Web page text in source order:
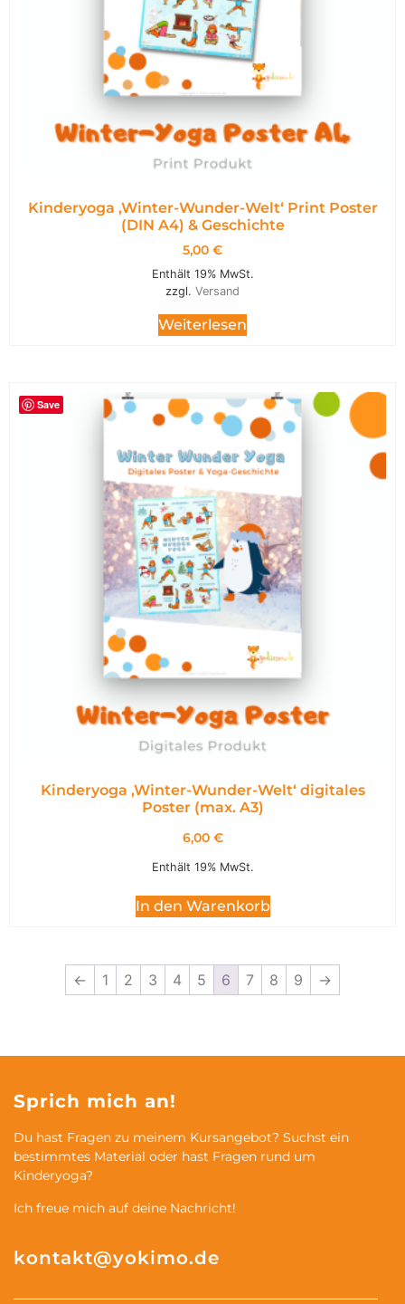
Kinderyoga ‚Winter-Wunder-Welt‘ Print Poster
(DIN A4) & Geschichte
5,00 €
Enthält 19% MwSt.
zzgl. Versand
Weiterlesen
Save
Kinderyoga ‚Winter-Wunder-Welt‘ digitales
Poster (max. A3)
6,00 €
Enthält 19% MwSt.
In den Warenkorb
← 1 2 3 4 5 6 7 8 9 →
Sprich mich an!
Du hast Fragen zu meinem Kursangebot? Suchst ein
bestimmtes Material oder hast Fragen rund um
Kinderyoga?
Ich freue mich auf deine Nachricht!
kontakt@yokimo.de